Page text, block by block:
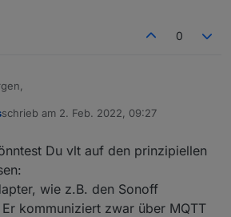
0
"Protokoll" der Doku nun noch
nicht verschlimmbessert.
einmal eure Zeit in Anspruch
eure Meinung dazu erfahren dürfte,
dankbar.
schrieb am 2. Feb. 2022, 09:27
zuletzt editiert von
Du vlt auf den prinzipiellen
wie z.B. den Sonoff
kommuniziert zwar über MQTT